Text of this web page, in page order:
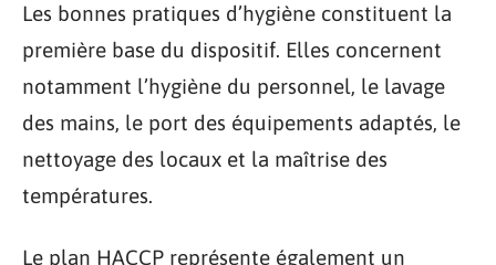
Les bonnes pratiques d’hygiène constituent la
première base du dispositif. Elles concernent
notamment l’hygiène du personnel, le lavage
des mains, le port des équipements adaptés, le
nettoyage des locaux et la maîtrise des
températures.
Le plan HACCP représente également un